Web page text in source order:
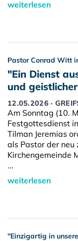
weiterlesen
Pastor Conrad Witt
"Ein Dienst
und
12.05.2026 ·
Am Sonntag (10.
Festgottesdienst
Tilman Jeremias
als Pastor der neu
Kirchengemeinde
...
weiterlesen
"Einzigartig in